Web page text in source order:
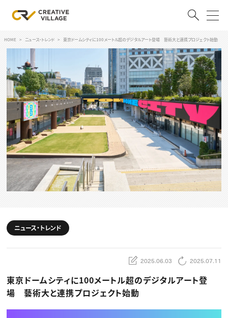
会員登録
RECRUIT
クリエイター求人を探す
CREATIVE JOB求人検索
特集求人
採用説明会
転職支援サービス
CONTENTS
スキルアップしたい！
プログラミング
動画配信・映像制作
編集・ライティング
マーケティング
TOP Creator’s コラム トップ
Webクリエイター
アプリクリエイター
クリエイターインタビュー
C＆R Magazine
ニュース・トレンド トップ
Web
映像
ゲーム・エンタメ
HOME ニュース・トレンド 東京ドームシティに100メートル超のデジタルアート登場 藝術大と連携プロジェクト始動
ニュース・トレンド
2025.06.03 2025.07.11
東京ドームシティに100メートル超のデジタルアート登
場 藝術大と連携プロジェクト始動